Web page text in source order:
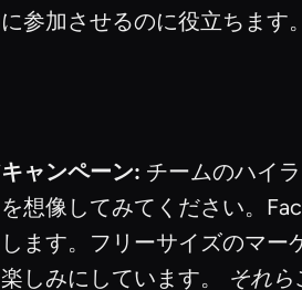
参加させるのに役立ちます。
ャンペーン: チームのハイ
想像してみてください。
ます。フリーサイズのマ
しみにしています。
それら